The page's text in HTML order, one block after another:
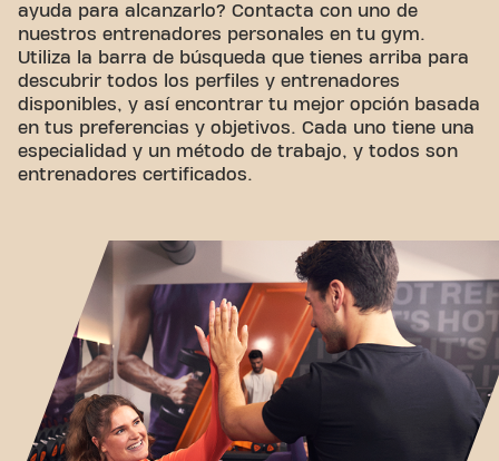
ayuda para alcanzarlo? Contacta con uno de
nuestros entrenadores personales en tu gym.
Utiliza la barra de búsqueda que tienes arriba para
descubrir todos los perfiles y entrenadores
disponibles, y así encontrar tu mejor opción basada
en tus preferencias y objetivos. Cada uno tiene una
especialidad y un método de trabajo, y todos son
entrenadores certificados.